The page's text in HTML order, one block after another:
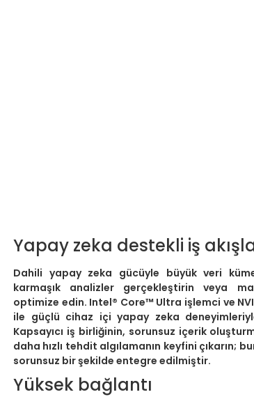
Yapay zeka destekli iş
Dahili yapay zeka gücüyle büyük veri
karmaşık analizler gerçekleştirin veya
optimize edin. Intel® Core™ Ultra işlemci ve
ile güçlü cihaz içi yapay zeka
Kapsayıcı iş birliğinin, sorunsuz içerik
daha hızlı tehdit algılamanın keyfini çıkarın;
sorunsuz bir şekilde entegre edilmiştir.
Yüksek bağlantı